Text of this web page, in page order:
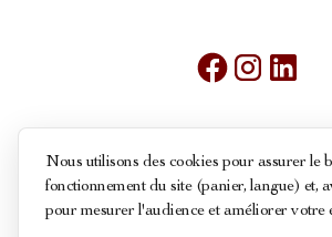
Conditions générales de ventes
Nous utilisons des cookies pour assurer le
fonctionnement du site (panier, langue) et,
pour mesurer l'audience et améliorer votre